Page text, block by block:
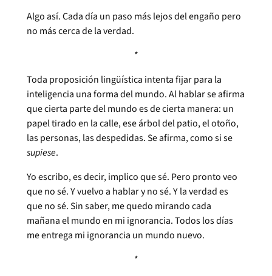
Algo así. Cada día un paso más lejos del engaño pero
no más cerca de la verdad.
*
Toda proposición lingüística intenta fijar para la
inteligencia una forma del mundo. Al hablar se afirma
que cierta parte del mundo es de cierta manera: un
papel tirado en la calle, ese árbol del patio, el otoño,
las personas, las despedidas. Se afirma, como si se
supiese.
Yo escribo, es decir, implico que sé. Pero pronto veo
que no sé. Y vuelvo a hablar y no sé. Y la verdad es
que no sé. Sin saber, me quedo mirando cada
mañana el mundo en mi ignorancia. Todos los días
me entrega mi ignorancia un mundo nuevo.
*